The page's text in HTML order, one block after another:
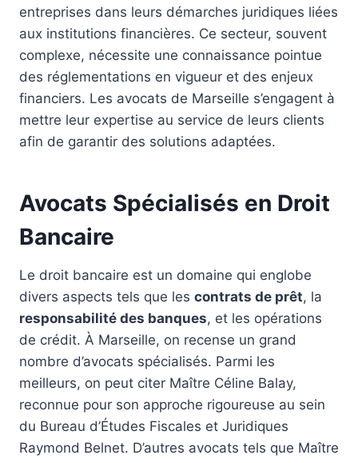
entreprises dans leurs démarches juridiques liées
aux institutions financières. Ce secteur, souvent
complexe, nécessite une connaissance pointue
des réglementations en vigueur et des enjeux
financiers. Les avocats de Marseille s’engagent à
mettre leur expertise au service de leurs clients
afin de garantir des solutions adaptées.
Avocats Spécialisés en Droit
Bancaire
Le droit bancaire est un domaine qui englobe
divers aspects tels que les contrats de prêt, la
responsabilité des banques, et les opérations
de crédit. À Marseille, on recense un grand
nombre d’avocats spécialisés. Parmi les
meilleurs, on peut citer Maître Céline Balay,
reconnue pour son approche rigoureuse au sein
du Bureau d’Études Fiscales et Juridiques
Raymond Belnet. D’autres avocats tels que Maître